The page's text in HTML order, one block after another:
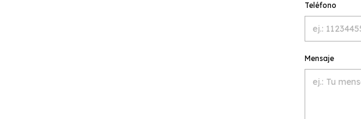
Teléfono
Mensaje